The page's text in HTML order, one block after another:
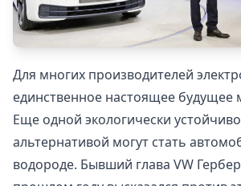
Для многих производителей
единственное настоящее будущее
Еще одной экологически
альтернативой могут стать
водороде. Бывший глава VW